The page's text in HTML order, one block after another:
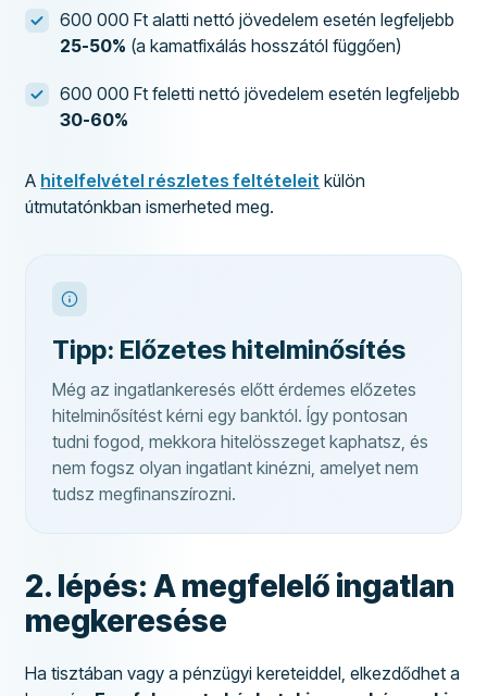
600 000 Ft alatti nettó jövedelem esetén legfeljebb
25-50% (a kamatfixálás hosszától függően)
600 000 Ft feletti nettó jövedelem esetén legfeljebb
30-60%
A hitelfelvétel részletes feltételeit külön
útmutatónkban ismerheted meg.
Tipp: Előzetes hitelminősítés
Még az ingatlankeresés előtt érdemes előzetes
hitelminősítést kérni egy banktól. Így pontosan
tudni fogod, mekkora hitelösszeget kaphatsz, és
nem fogsz olyan ingatlant kinézni, amelyet nem
tudsz megfinanszírozni.
2. lépés: A megfelelő ingatlan
megkeresése
Ha tisztában vagy a pénzügyi kereteiddel, elkezdődhet a